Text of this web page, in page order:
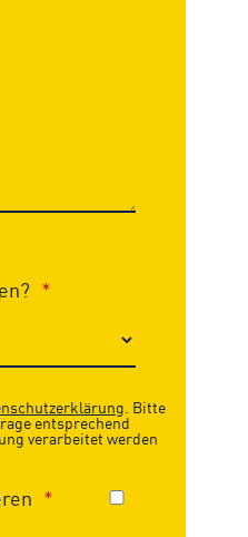
. Bitte
entsprechend
verarbeitet werden